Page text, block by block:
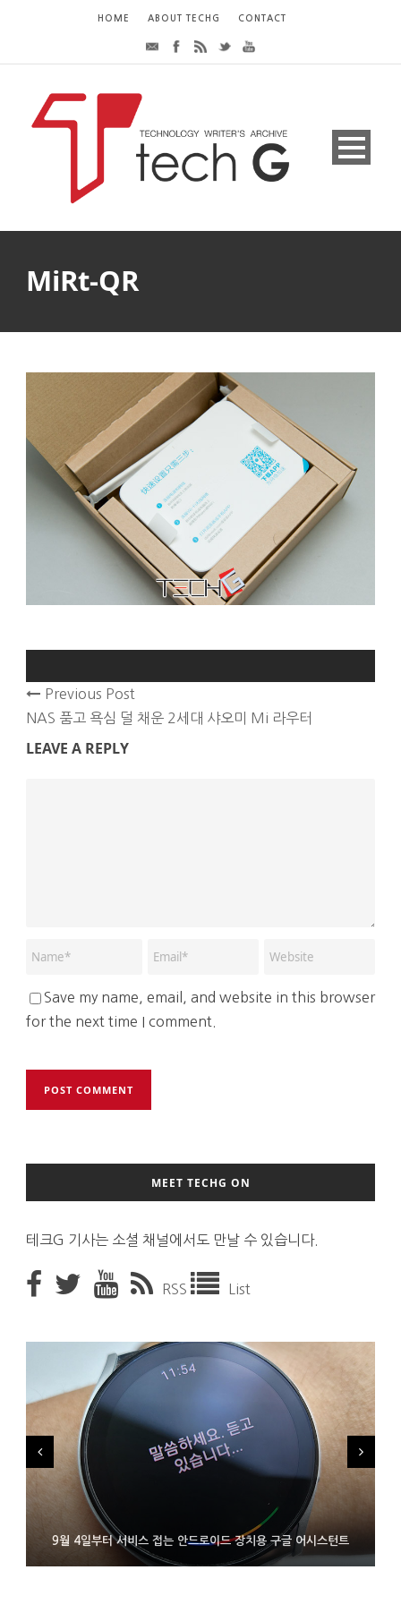
HOME ABOUT TECHG CONTACT
MiRt-QR
Previous Post
NAS 품고 욕심 덜 채운 2세대 샤오미 Mi 라우터
LEAVE A REPLY
Save my name, email, and website in this browser
for the next time I comment.
MEET TECHG ON
테크G 기사는 소셜 채널에서도 만날 수 있습니다.
RSS List
9월 4일부터 서비스 접는 안드로이드 장치용 구글 어시스턴트
FMS 2026서 차세대 3D 메모리 ZHBM·ZNAND-O 모형 처음 선
보인 삼성전자
에이수스 구글북 ‘CX9406’ 제품 이미지 유출